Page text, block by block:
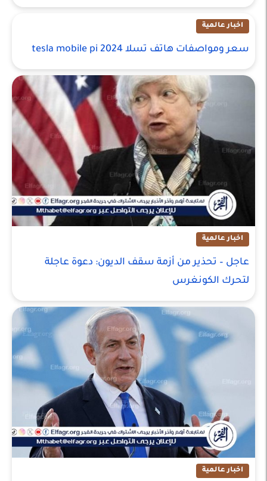
اخبار عالمية
سعر ومواصفات هاتف تسلا tesla mobile pi 2024
اخبار عالمية
عاجل – تحذير من أزمة سقف الديون: دعوة عاجلة
لتحرك الكونغرس
اخبار عالمية